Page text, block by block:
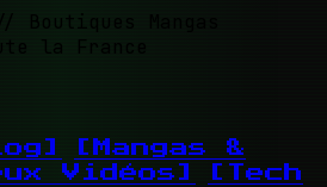
// Boutiques Mangas
la France
[Mangas &
Vidéos]
[Tech